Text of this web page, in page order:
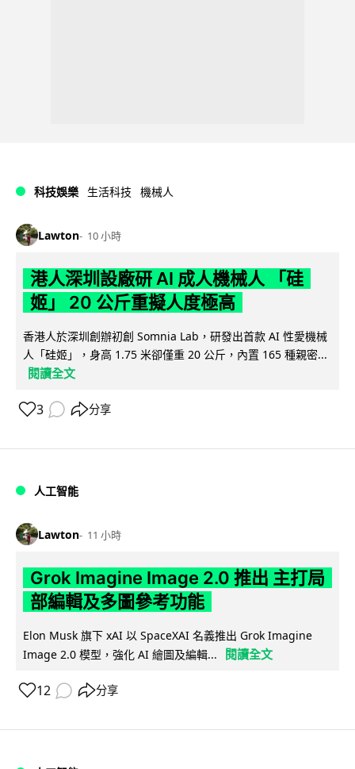
科技娛樂 生活科技 機械人
Lawton 10 小時
港人深圳設廠研 AI 成人機械人 「硅
姬」 20 公斤重擬人度極高
香港人於深圳創辦初創 Somnia Lab，研發出首款 AI 性愛機械
人「硅姬」，身高 1.75 米卻僅重 20 公斤，內置 165 種親密...
閱讀全文
3 分享
人工智能
Lawton 11 小時
Grok Imagine Image 2.0 推出 主打局
部編輯及多圖參考功能
Elon Musk 旗下 xAI 以 SpaceXAI 名義推出 Grok Imagine
Image 2.0 模型，強化 AI 繪圖及編輯...
閱讀全文
12 分享